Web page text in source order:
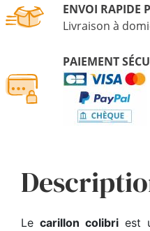
ENVOI RAPIDE
Livraison à
PAIEMENT
Le carillon colibri est